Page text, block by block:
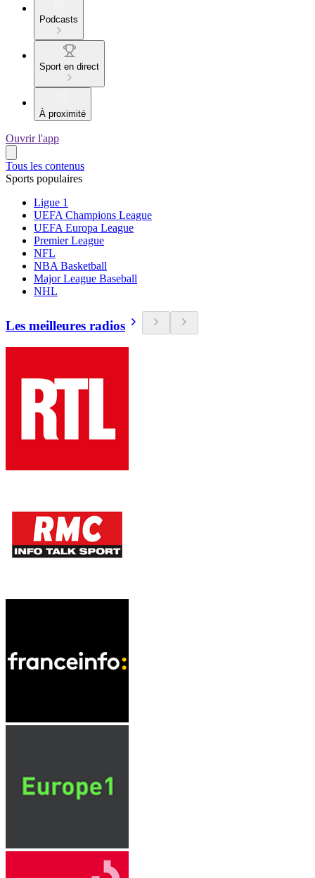
Podcasts
Sport en direct
À proximité
Ouvrir l'app
Tous les contenus
Sports populaires
Ligue 1
UEFA Champions League
UEFA Europa League
Premier League
NFL
NBA Basketball
Major League Baseball
NHL
Les meilleures radios